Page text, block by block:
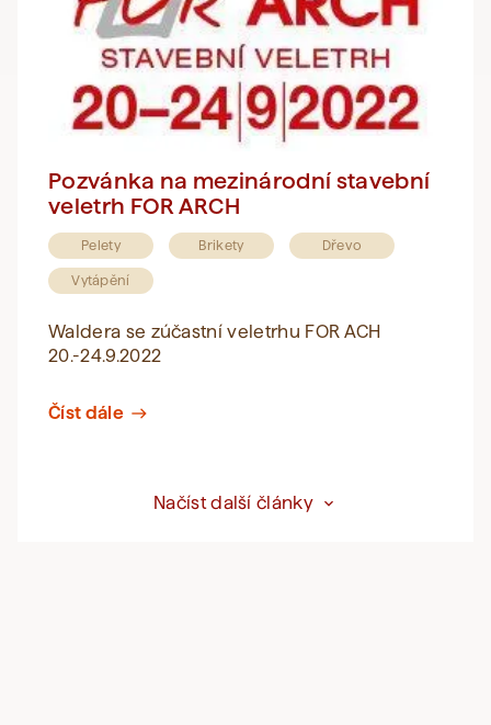
Pozvánka na mezinárodní stavební
veletrh FOR ARCH
Pelety Brikety Dřevo
Vytápění
Waldera se zúčastní veletrhu FOR ACH
20.-24.9.2022
Číst dále east
Načíst další články expand_more